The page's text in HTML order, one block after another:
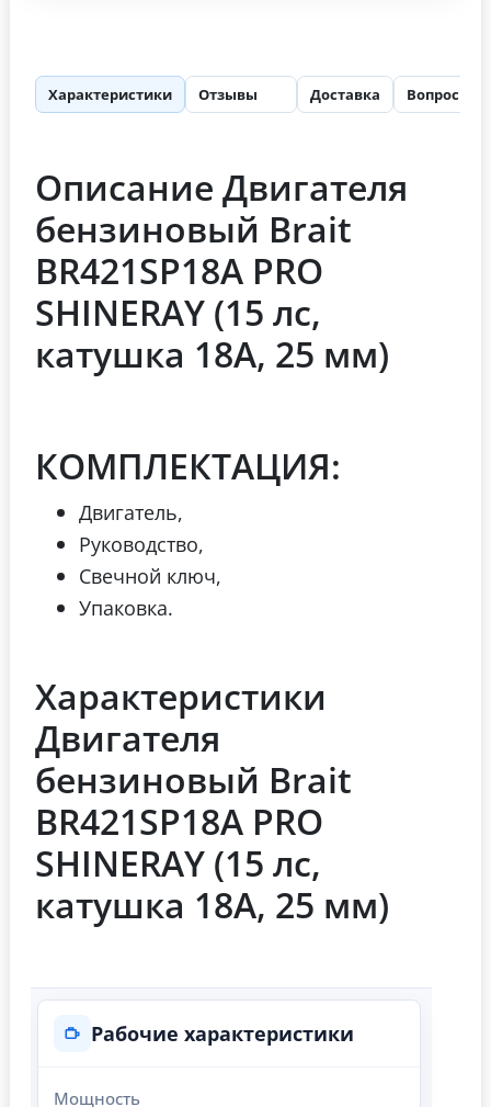
Характеристики Отзывы Доставка Вопросы
Описание Двигателя
бензиновый Brait
BR421SP18A PRO
SHINERAY (15 лс,
катушка 18А, 25 мм)
КОМПЛЕКТАЦИЯ:
Двигатель,
Руководство,
Свечной ключ,
Упаковка.
Характеристики
Двигателя
бензиновый Brait
BR421SP18A PRO
SHINERAY (15 лс,
катушка 18А, 25 мм)
Рабочие характеристики
Мощность